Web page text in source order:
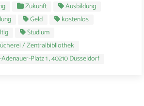
Zukunft
Ausbildung
Geld
kostenlos
Studium
/ Zentralbibliothek
Platz 1 , 40210 Düsseldorf